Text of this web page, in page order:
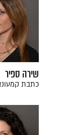
שירה ספיר
כתבת